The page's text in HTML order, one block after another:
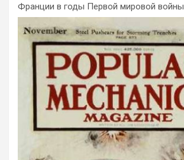
Франции в годы Первой мировой войны